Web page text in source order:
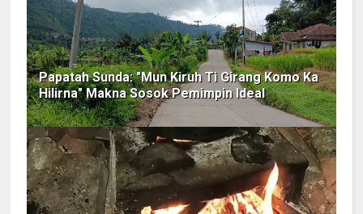
Papatah Sunda: "Mun Kiruh Ti Girang Komo Ka
Hilirna" Makna Sosok Pemimpin Ideal